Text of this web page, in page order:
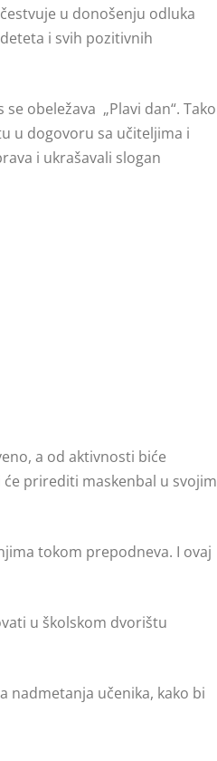
u donošenju odluka
i svih pozitivnih
obeležava „Plavi dan“. Tako
u dogovoru sa učiteljima i
i ukrašavali slogan
a od aktivnosti biće
prirediti maskenbal u svojim
tokom prepodneva. I ovaj
u školskom dvorištu
nadmetanja učenika, kako bi